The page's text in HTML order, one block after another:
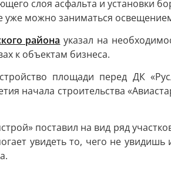
слоя асфальта и установки
можно заниматься
района указал на
к объектам бизнеса.
площади перед ДК
начала строительства
поставил на вид ряд
увидеть то, чего не